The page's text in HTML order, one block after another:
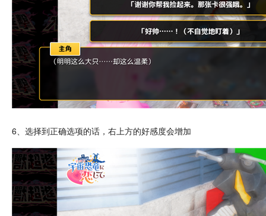
6、选择到正确选项的话，右上方的好感度会增加